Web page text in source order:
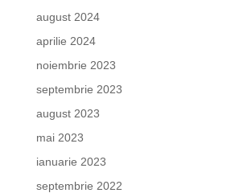
august 2024
aprilie 2024
noiembrie 2023
septembrie 2023
august 2023
mai 2023
ianuarie 2023
septembrie 2022